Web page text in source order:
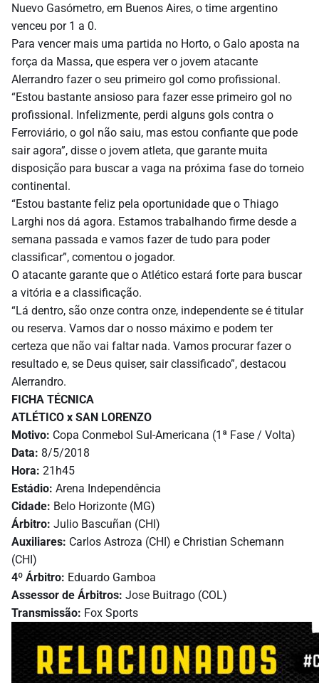
Nuevo Gasómetro, em Buenos Aires, o time argentino
venceu por 1 a 0.
Para vencer mais uma partida no Horto, o Galo aposta na
força da Massa, que espera ver o jovem atacante
Alerrandro fazer o seu primeiro gol como profissional.
“Estou bastante ansioso para fazer esse primeiro gol no
profissional. Infelizmente, perdi alguns gols contra o
Ferroviário, o gol não saiu, mas estou confiante que pode
sair agora”, disse o jovem atleta, que garante muita
disposição para buscar a vaga na próxima fase do torneio
continental.
“Estou bastante feliz pela oportunidade que o Thiago
Larghi nos dá agora. Estamos trabalhando firme desde a
semana passada e vamos fazer de tudo para poder
classificar”, comentou o jogador.
O atacante garante que o Atlético estará forte para buscar
a vitória e a classificação.
“Lá dentro, são onze contra onze, independente se é titular
ou reserva. Vamos dar o nosso máximo e podem ter
certeza que não vai faltar nada. Vamos procurar fazer o
resultado e, se Deus quiser, sair classificado”, destacou
Alerrandro.
FICHA TÉCNICA
ATLÉTICO x SAN LORENZO
Motivo: Copa Conmebol Sul-Americana (1ª Fase / Volta)
Data: 8/5/2018
Hora: 21h45
Estádio: Arena Independência
Cidade: Belo Horizonte (MG)
Árbitro: Julio Bascuñan (CHI)
Auxiliares: Carlos Astroza (CHI) e Christian Schemann
(CHI)
4º Árbitro: Eduardo Gamboa
Assessor de Árbitros: Jose Buitrago (COL)
Transmissão: Fox Sports